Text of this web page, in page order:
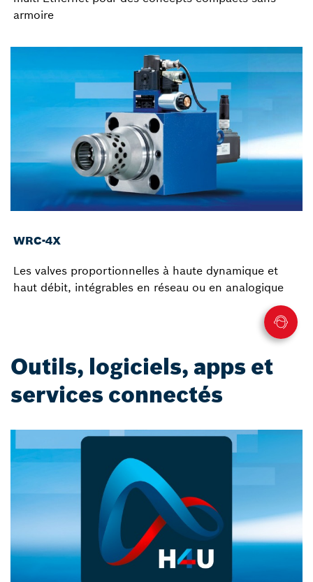
armoire
WRC-4X
Les valves proportionnelles à haute dynamique et
haut débit, intégrables en réseau ou en analogique
Outils, logiciels, apps et
services connectés